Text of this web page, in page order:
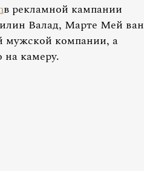
в рекламной кампании
Валад, Марте Мей ван
мужской компании, а
на камеру.